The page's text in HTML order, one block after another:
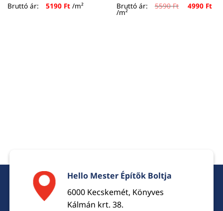
Bruttó ár: 5190 Ft/m² Bruttó ár: 5590Ft Original
price
4990 Ft
/m²
Hello Mester Építők Boltja
6000 Kecskemét, Könyves
Kálmán krt. 38.